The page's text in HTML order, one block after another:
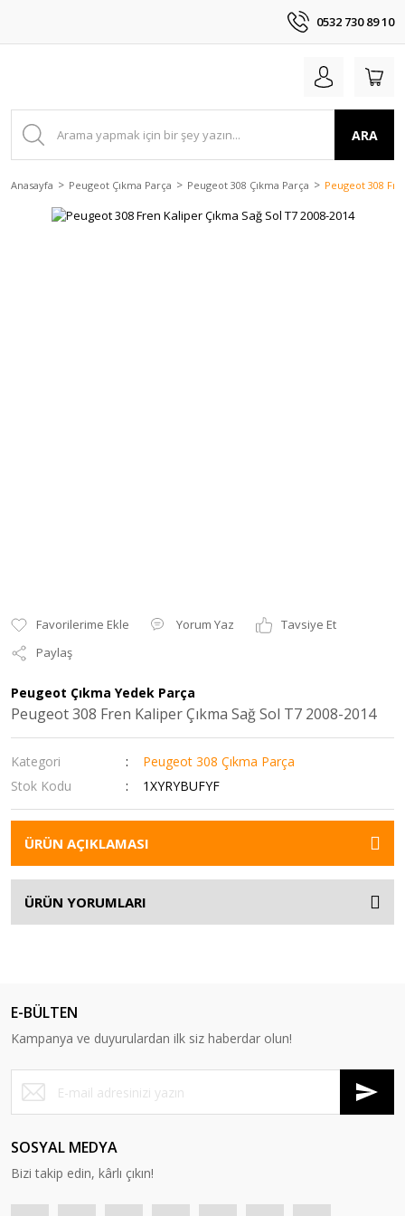
0532 730 89 10
ARA
Anasayfa Peugeot Çıkma Parça Peugeot 308 Çıkma Parça Peugeot 308
Yorum Yaz
Tavsiye Et
Paylaş
Peugeot Çıkma Yedek Parça
Peugeot 308 Fren Kaliper Çıkma Sağ Sol T7 2008-2014
Kategori
Peugeot 308 Çıkma Parça
Stok Kodu
1XYRYBUFYF
ÜRÜN AÇIKLAMASI
ÜRÜN YORUMLARI
E-BÜLTEN
Kampanya ve duyurulardan ilk siz haberdar olun!
SOSYAL MEDYA
Bizi takip edin, kârlı çıkın!